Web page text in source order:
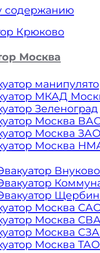
содержанию
Крюково
Москва
МКАД
Зеленоград
Москва
Москва
Москва
Внуково
Москва
Москва
Москва
Москва ТАО